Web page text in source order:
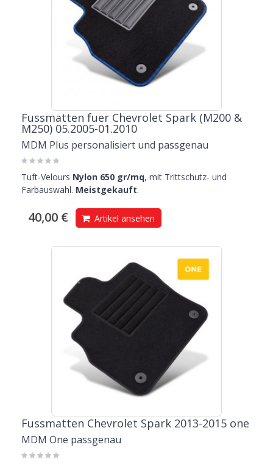
Fussmatten fuer Chevrolet Spark (M200 &
M250) 05.2005-01.2010
MDM Plus personalisiert und passgenau
Tuft-Velours Nylon 650 gr/mq, mit Trittschutz- und
Farbauswahl. Meistgekauft.
40,00 € Artikel ansehen
Fussmatten Chevrolet Spark 2013-2015 one
MDM One passgenau